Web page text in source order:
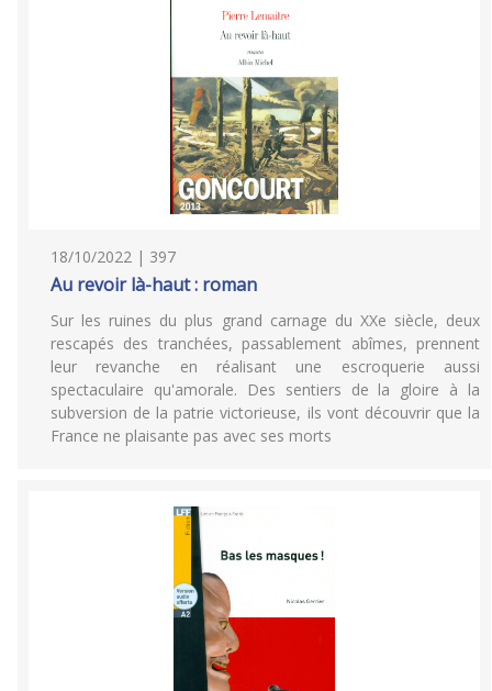
18/10/2022 | 397
Au revoir là-haut : roman
Sur les ruines du plus grand carnage du XXe siècle, deux
rescapés des tranchées, passablement abîmes, prennent
leur revanche en réalisant une escroquerie aussi
spectaculaire qu'amorale. Des sentiers de la gloire à la
subversion de la patrie victorieuse, ils vont découvrir que la
France ne plaisante pas avec ses morts